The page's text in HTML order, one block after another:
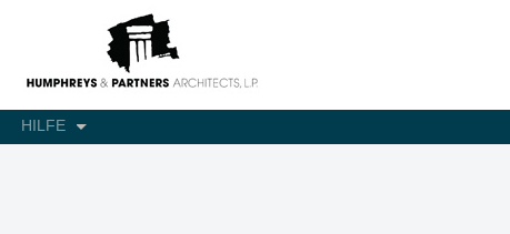
HILFE